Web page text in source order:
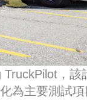
，該
為主要測試